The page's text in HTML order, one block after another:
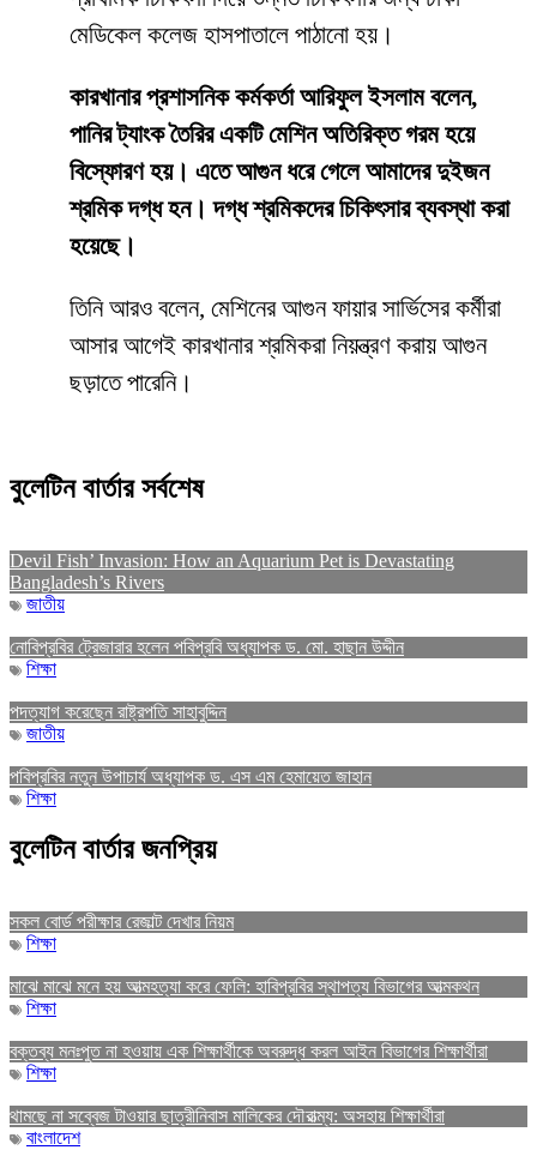
মেডিকেল কলেজ হাসপাতালে পাঠানো হয়।
কারখানার প্রশাসনিক কর্মকর্তা আরিফুল ইসলাম বলেন,
পানির ট্যাংক তৈরির একটি মেশিন অতিরিক্ত গরম হয়ে
বিস্ফোরণ হয়। এতে আগুন ধরে গেলে আমাদের দুইজন
শ্রমিক দগ্ধ হন। দগ্ধ শ্রমিকদের চিকিৎসার ব্যবস্থা করা
হয়েছে।
তিনি আরও বলেন, মেশিনের আগুন ফায়ার সার্ভিসের কর্মীরা
আসার আগেই কারখানার শ্রমিকরা নিয়ন্ত্রণ করায় আগুন
ছড়াতে পারেনি।
বুলেটিন বার্তার সর্বশেষ
Devil Fish’ Invasion: How an Aquarium Pet is Devastating
Bangladesh’s Rivers
জাতীয়
নোবিপ্রবির ট্রেজারার হলেন পবিপ্রবি অধ্যাপক ড. মো. হাছান উদ্দীন
শিক্ষা
পদত্যাগ করেছেন রাষ্ট্রপতি সাহাবুদ্দিন
জাতীয়
পবিপ্রবির নতুন উপাচার্য অধ্যাপক ড. এস এম হেমায়েত জাহান
শিক্ষা
বুলেটিন বার্তার জনপ্রিয়
সকল বোর্ড পরীক্ষার রেজাল্ট দেখার নিয়ম
শিক্ষা
মাঝে মাঝে মনে হয় আত্মহত্যা করে ফেলি: হাবিপ্রবির স্থাপত্য বিভাগের আত্মকথন
শিক্ষা
বক্তব্য মনঃপুত না হওয়ায় এক শিক্ষার্থীকে অবরুদ্ধ করল আইন বিভাগের শিক্ষার্থীরা
শিক্ষা
থামছে না সব্বেজ টাওয়ার ছাত্রীনিবাস মালিকের দৌরাত্ম্য: অসহায় শিক্ষার্থীরা
বাংলাদেশ